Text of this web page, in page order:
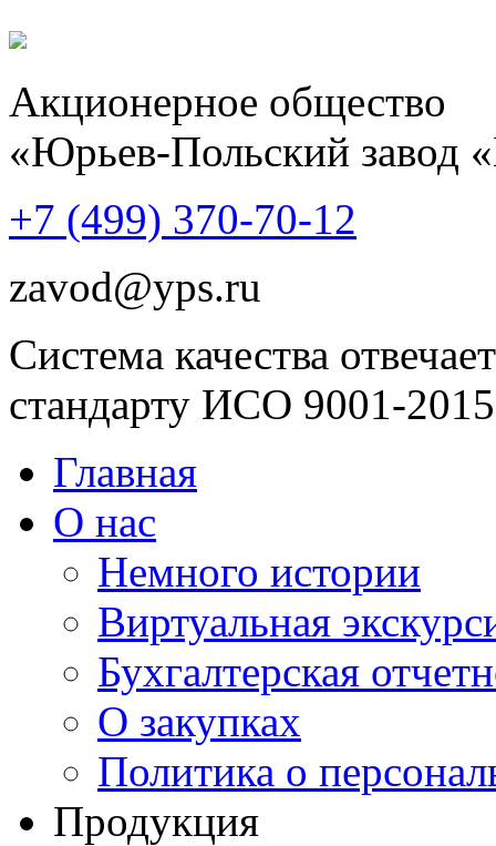
Акционерное общество
«Юрьев-Польский завод
+7 (499) 370-70-12
zavod@yps.ru
Система качества отвечает
стандарту ИСО 9001-2015
Главная
О нас
Немного истории
Виртуальная
Бухгалтерская
О закупках
Политика о
Продукция